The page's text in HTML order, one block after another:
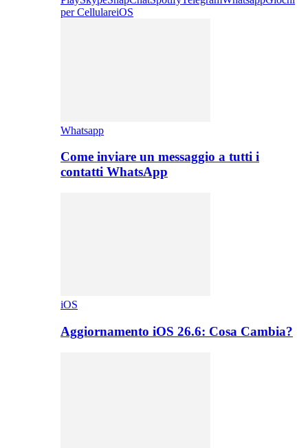
per CellulareiOS
Whatsapp
Come inviare un messaggio a tutti i
contatti WhatsApp
iOS
Aggiornamento iOS 26.6: Cosa Cambia?